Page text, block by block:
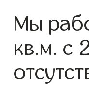
Мы
кв.м. с